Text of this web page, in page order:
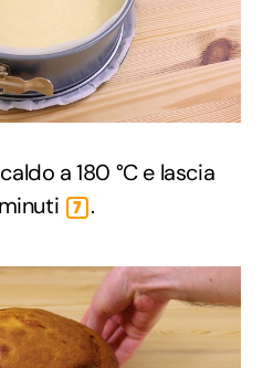
a 180 °C e lascia
7 .